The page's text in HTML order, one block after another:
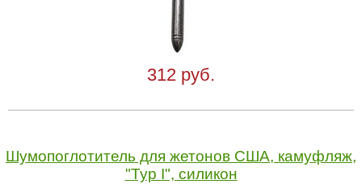
312 руб.
Шумопоглотитель для жетонов США, камуфляж,
"Typ I", силикон